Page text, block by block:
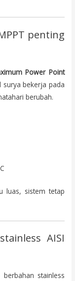
penting
Power Point
surya bekerja pada
berubah.
luas, sistem tetap
AISI
berbahan stainless